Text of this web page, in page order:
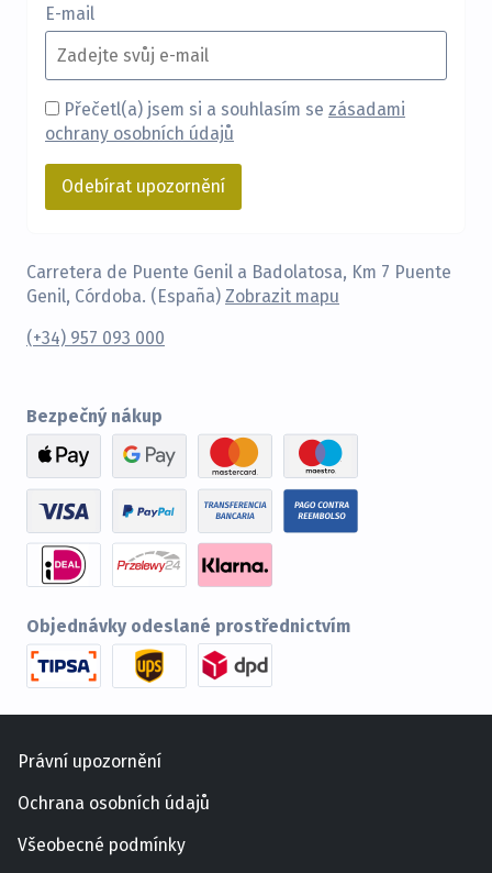
E-mail
Přečetl(a) jsem si a souhlasím se zásadami
ochrany osobních údajů
Carretera de Puente Genil a Badolatosa, Km 7 Puente
Genil, Córdoba. (España)Zobrazit mapu
(+34) 957 093 000
Bezpečný nákup
Objednávky odeslané prostřednictvím
Právní upozornění
Ochrana osobních údajů
Všeobecné podmínky